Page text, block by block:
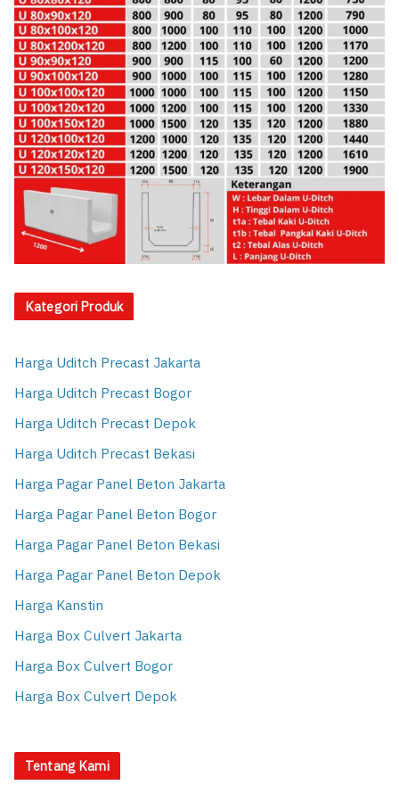
Kategori Produk
Harga Uditch Precast Jakarta
Harga Uditch Precast Bogor
Harga Uditch Precast Depok
Harga Uditch Precast Bekasi
Harga Pagar Panel Beton Jakarta
Harga Pagar Panel Beton Bogor
Harga Pagar Panel Beton Bekasi
Harga Pagar Panel Beton Depok
Harga Kanstin
Harga Box Culvert Jakarta
Harga Box Culvert Bogor
Harga Box Culvert Depok
Tentang Kami